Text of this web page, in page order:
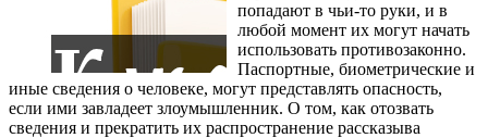
попадают в чьи-то руки, и в
любой момент их могут начать
использовать противозаконно.
Паспортные, биометрические и
иные сведения о человеке, могут представлять опасность,
если ими завладеет злоумышленник. О том, как отозвать
сведения и прекратить их распространение рассказыва